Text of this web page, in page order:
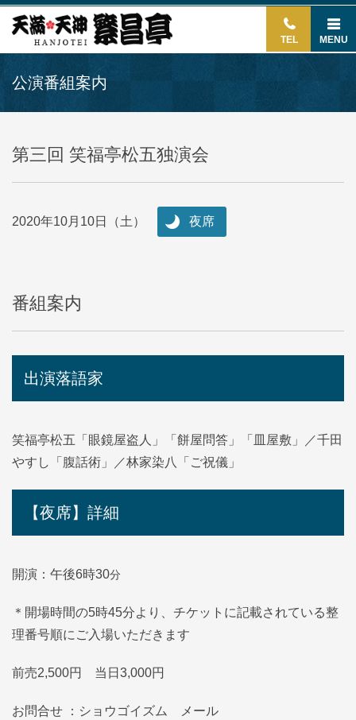
TEL MENU
公演番組案内
第三回 笑福亭松五独演会
2020年10月10日（土） 夜席
番組案内
出演落語家
笑福亭松五「眼鏡屋盗人」「餅屋問答」「皿屋敷」／千田
やすし「腹話術」／林家染八「ご祝儀」
【夜席】詳細
開演：午後6時30分
＊開場時間の5時45分より、チケットに記載されている整
理番号順にご入場いただきます
前売2,500円 当日3,000円
お問合せ ：ショウゴイズム メール